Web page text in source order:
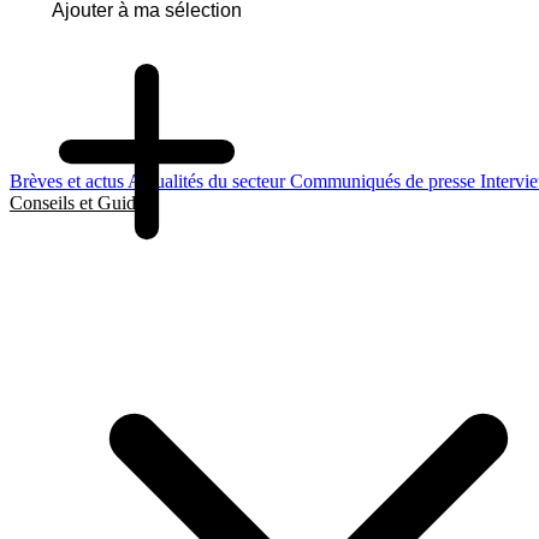
Brèves et actus Actualités du secteurCommuniqués de presse
Conseils et Guides
Ajouter à ma sélection